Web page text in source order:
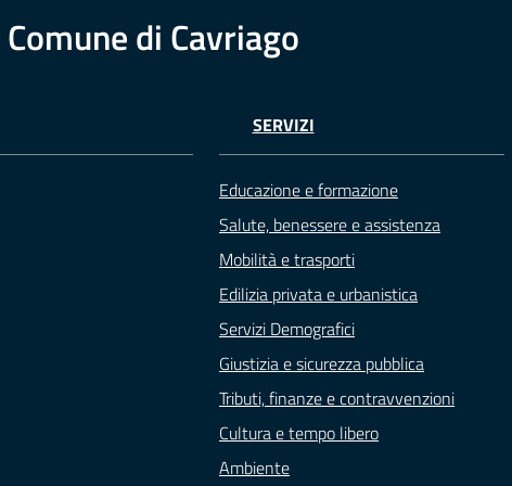
Comune di Cavriago
SERVIZI
Educazione e formazione
Salute, benessere e assistenza
Mobilità e trasporti
Edilizia privata e urbanistica
Servizi Demografici
Giustizia e sicurezza pubblica
Tributi, finanze e contravvenzioni
Cultura e tempo libero
Ambiente